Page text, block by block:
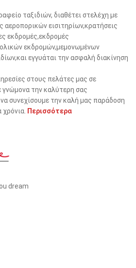
ταξιδιών, διαθέτει στελέχη με
αεροπορικών εισιτηρίων,κρατήσεις
εκδρομές,εκδρομές
εκδρομών,μεμονωμένων
εγγυάται την ασφαλή διακίνηση
στους πελάτες μας σε
γνώμονα την καλύτερη σας
συνεχίσουμε την καλή μας παράδοση
Περισσότερα
dream